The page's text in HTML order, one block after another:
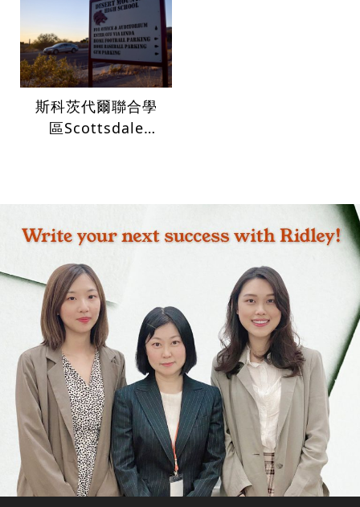
斯科茨代爾聯合學
區Scottsdale